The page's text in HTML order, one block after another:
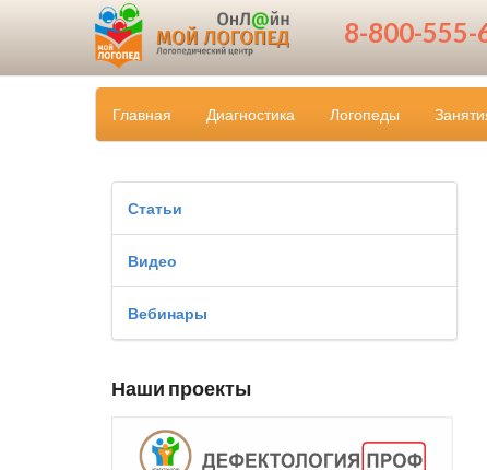
8-800-555-
Главная Диагностика Логопеды
Статьи
Видео
Вебинары
Наши проекты